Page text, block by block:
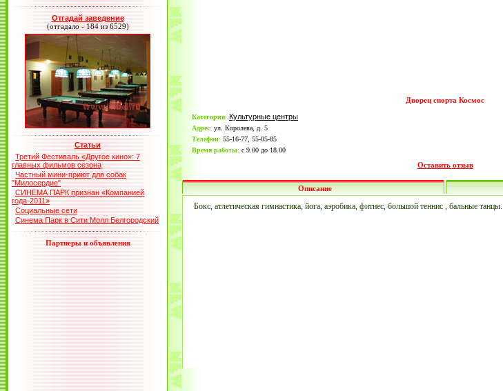
Отгадай заведение
(отгадало - 184 из 6529)
Статьи
Третий Фестиваль «Другое кино»: 7
главных фильмов сезона
Частный мини-приют для собак
"Милосердие"
СИНЕМА ПАРК признан «Компанией
года-2011»
Социальные сети
Синема Парк в Сити Молл Белгородский
Партнеры и объявления
Дворец спорта Космос
Категория: Культурные центры
Адрес: ул. Королева, д. 5
Телефон: 55-16-77, 55-05-85
Время работы: с 9.00 до 18.00
Оставить отзыв
Описание
Бокс, атлетическая гимнастика, йога, аэробика, фитнес, большой теннис , бальные танцы.